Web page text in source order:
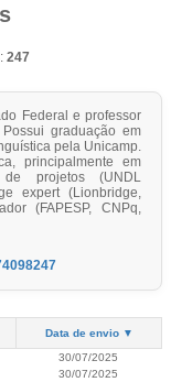
247
Federal e professor
graduação em
pela Unicamp.
principalmente em
de projetos (UNDL
expert (Lionbridge,
(FAPESP, CNPq,
Data de envio ▼
30/07/2025
30/07/2025